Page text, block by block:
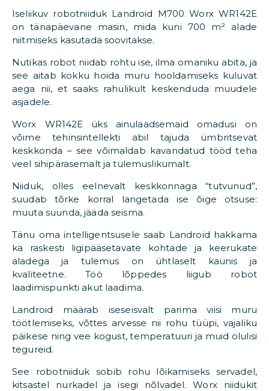
Iseliikuv robotniiduk Landroid M700 Worx WR142E
on tänapäevane masin, mida kuni 700 m² alade
niitmiseks kasutada soovitakse.
Nutikas robot niidab rohtu ise, ilma omaniku abita, ja
see aitab kokku hoida muru hooldamiseks kuluvat
aega nii, et saaks rahulikult keskenduda muudele
asjadele.
Worx WR142E üks ainulaadsemaid omadusi on
võime tehinsintellekti abil tajuda ümbritsevat
keskkonda – see võimaldab kavandatud tööd teha
veel sihipärasemalt ja tulemuslikumalt.
Niiduk, olles eelnevalt keskkonnaga “tutvunud”,
suudab tõrke korral langetada ise õige otsuse:
muuta suunda, jääda seisma.
Tänu oma intelligentsusele saab Landroid hakkama
ka raskesti ligipääsetavate kohtade ja keerukate
aladega ja tulemus on ühtlaselt kaunis ja
kvaliteetne. Töö lõppedes liigub robot
laadimispunkti akut laadima.
Landroid määrab iseseisvalt parima viisi muru
töötlemiseks, võttes arvesse nii rohu tüüpi, vajaliku
päikese ning vee kogust, temperatuuri ja muid olulisi
tegureid.
See robotniiduk sobib rohu lõikamiseks servadel,
kitsastel nurkadel ja isegi nõlvadel. Worx niidukit